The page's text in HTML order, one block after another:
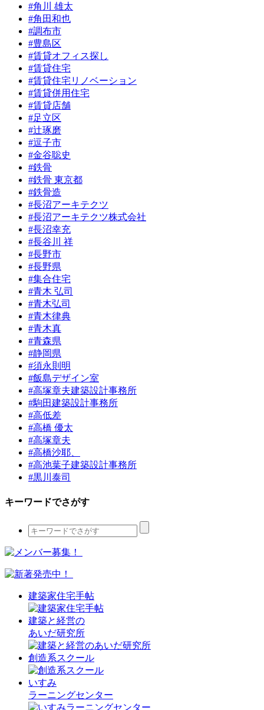
#角川 雄太
#角田和也
#調布市
#豊島区
#賃貸オフィス探し
#賃貸住宅
#賃貸住宅リノベーション
#賃貸併用住宅
#賃貸店舗
#足立区
#辻琢磨
#逗子市
#金谷聡史
#鉄骨
#鉄骨 東京都
#鉄骨造
#長沼アーキテクツ
#長沼アーキテクツ株式会社
#長沼幸充
#長谷川 祥
#長野市
#長野県
#集合住宅
#青木 弘司
#青木弘司
#青木律典
#青木真
#青森県
#静岡県
#須永則明
#飯島デザイン室
#高塚章夫建築設計事務所
#駒田建築設計事務所
#高低差
#高橋 優太
#高塚章夫
#高橋沙耶、
#高池葉子建築設計事務所
#黒川泰司
キーワードでさがす
建築家住宅手帖
建築と経営の
あいだ研究所
創造系スクール
いすみ
ラーニングセンター